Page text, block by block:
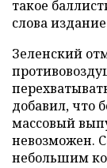
такое
слова
Зеленский
добавил, что
массовый
невозможен.
небольшим